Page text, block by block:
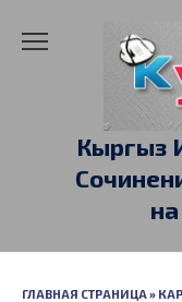
Кыргыз
ГЛАВНАЯ СТРАНИЦА»